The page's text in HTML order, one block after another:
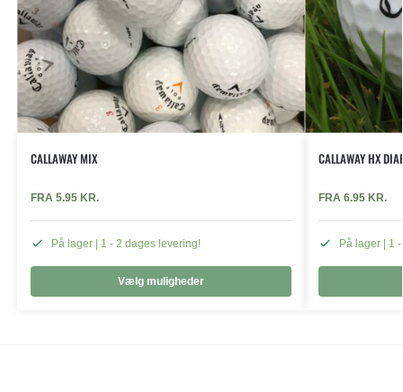
CALLAWAY MIX
FRA 5.95 KR.
På lager | 1 - 2 dages levering!
Vælg muligheder
CALLAWAY HX
FRA 6.95 KR.
På lager | 1